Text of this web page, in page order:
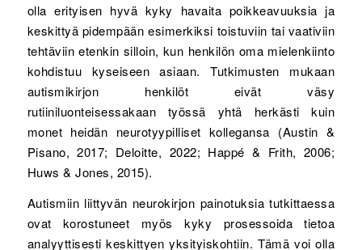
olla erityisen hyvä kyky havaita poikkeavuuksia ja
keskittyä pidempään esimerkiksi toistuviin tai vaativiin
tehtäviin etenkin silloin, kun henkilön oma mielenkiinto
kohdistuu kyseiseen asiaan. Tutkimusten mukaan
autismikirjon henkilöt eivät väsy
rutiiniluonteisessakaan työssä yhtä herkästi kuin
monet heidän neurotyypilliset kollegansa (Austin &
Pisano, 2017; Deloitte, 2022; Happé & Frith, 2006;
Huws & Jones, 2015).
Autismiin liittyvän neurokirjon painotuksia tutkittaessa
ovat korostuneet myös kyky prosessoida tietoa
analyyttisesti keskittyen yksityiskohtiin. Tämä voi olla